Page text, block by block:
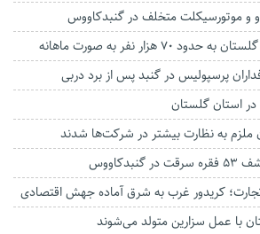
هزار نفر به صورت ماهانه
پرسپولیس در گنبد پس از برد دربی
در استان گلستان
به نظارت بیشتر در شرکت‌ها شدند
کریدور غرب به شرق آماده جهش اقتصادی
با عمل سزارین متولد می‌شوند